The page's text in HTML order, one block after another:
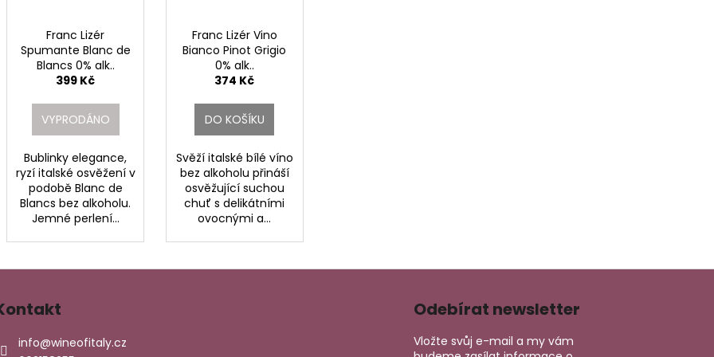
Franc Lizér
Spumante Blanc de
Blancs 0% alk..
399 Kč
VYPRODÁNO
Bublinky elegance,
ryzí italské osvěžení v
podobě Blanc de
Blancs bez alkoholu.
Jemné perlení...
Franc Lizér Vino
Bianco Pinot Grigio
0% alk..
374 Kč
DO KOŠÍKU
Svěží italské bílé víno
bez alkoholu přináší
osvěžující suchou
chuť s delikátními
ovocnými a...
info@wineofitaly.cz
Odebírat newsletter
Vložte svůj e-mail a my vám